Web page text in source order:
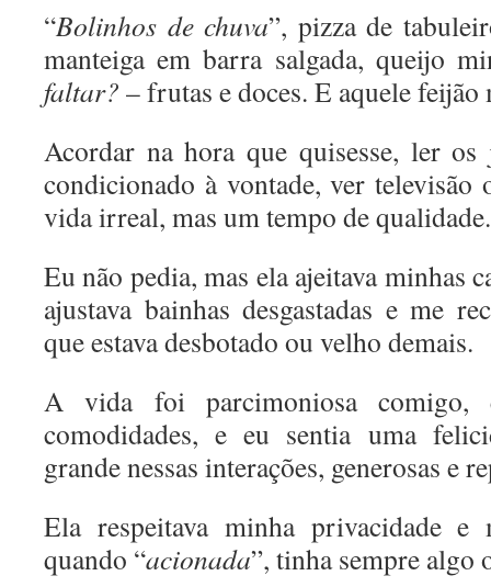
“Bolinhos de chuva”, pizza de
manteiga em barra salgada, queijo
faltar? – frutas e doces. E aquele
Acordar na hora que quisesse, ler os
condicionado à vontade, ver televisão
vida irreal, mas um tempo de qualidade.
Eu não pedia, mas ela ajeitava minhas
ajustava bainhas desgastadas e me
que estava desbotado ou velho demais.
A vida foi parcimoniosa comigo,
comodidades, e eu sentia uma
grande nessas interações, generosas e
Ela respeitava minha privacidade e
quando “acionada”, tinha sempre algo